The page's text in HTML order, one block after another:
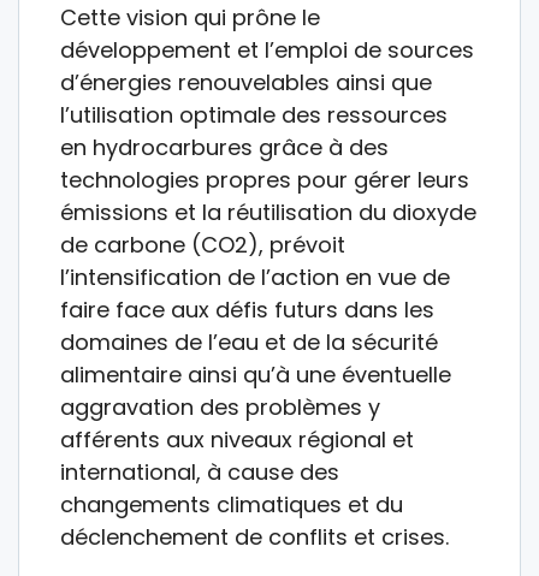
Cette vision qui prône le
développement et l’emploi de sources
d’énergies renouvelables ainsi que
l’utilisation optimale des ressources
en hydrocarbures grâce à des
technologies propres pour gérer leurs
émissions et la réutilisation du dioxyde
de carbone (CO2), prévoit
l’intensification de l’action en vue de
faire face aux défis futurs dans les
domaines de l’eau et de la sécurité
alimentaire ainsi qu’à une éventuelle
aggravation des problèmes y
afférents aux niveaux régional et
international, à cause des
changements climatiques et du
déclenchement de conflits et crises.